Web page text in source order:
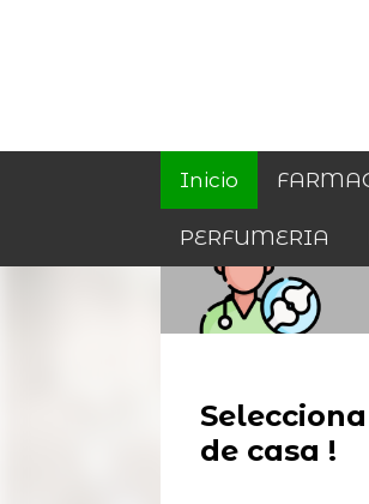
Inicio
PERFUMERIA
de casa !